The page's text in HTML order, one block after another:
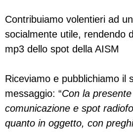
Contribuiamo volentieri ad
socialmente utile, rendendo
mp3 dello spot della AISM
Riceviamo e pubblichiamo il
messaggio: “Con la
comunicazione e spot
quanto in oggetto, con